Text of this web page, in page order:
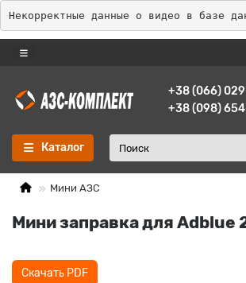
Некорректные данные о видео в базе
+38 (066)
+38 (098)
Каталог
Мини АЗС
Мини заправка для Adblue
Скачать PDF